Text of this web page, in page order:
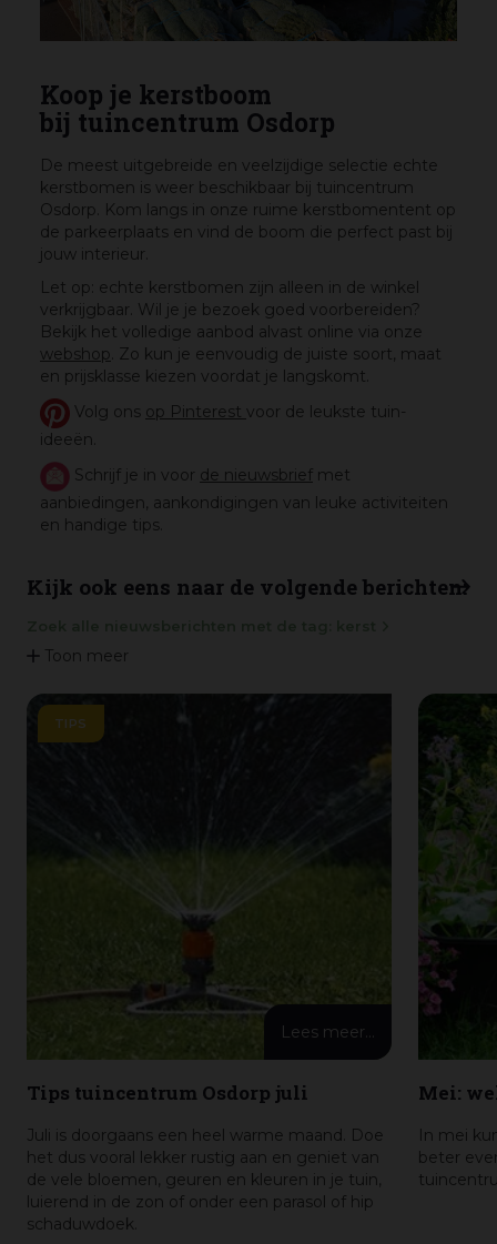
Koop je kerstboom
bij tuincentrum Osdorp
De meest uitgebreide en veelzijdige selectie echte
kerstbomen is weer beschikbaar bij tuincentrum
Osdorp. Kom langs in onze ruime kerstbomentent op
de parkeerplaats en vind de boom die perfect past bij
jouw interieur.
Let op: echte kerstbomen zijn alleen in de winkel
verkrijgbaar. Wil je je bezoek goed voorbereiden?
Bekijk het volledige aanbod alvast online via onze
webshop . Zo kun je eenvoudig de juiste soort, maat
en prijsklasse kiezen voordat je langskomt.
Volg ons op Pinterest voor de leukste tuin-
ideeën.
Schrijf je in voor de nieuwsbrief met
aanbiedingen, aankondigingen van leuke activiteiten
en handige tips.
Kijk ook eens naar de volgende berichten:
Toon meer
Tips tuincentrum Osdorp juli
TIPS
Juli is doorgaans een heel warme maand. Doe
het dus vooral lekker rustig aan en geniet van
de vele bloemen, geuren en kleuren in je tuin,
luierend in de zon of onder een parasol of hip
schaduwdoek.
Lees meer...
Mei:
In mei
beter